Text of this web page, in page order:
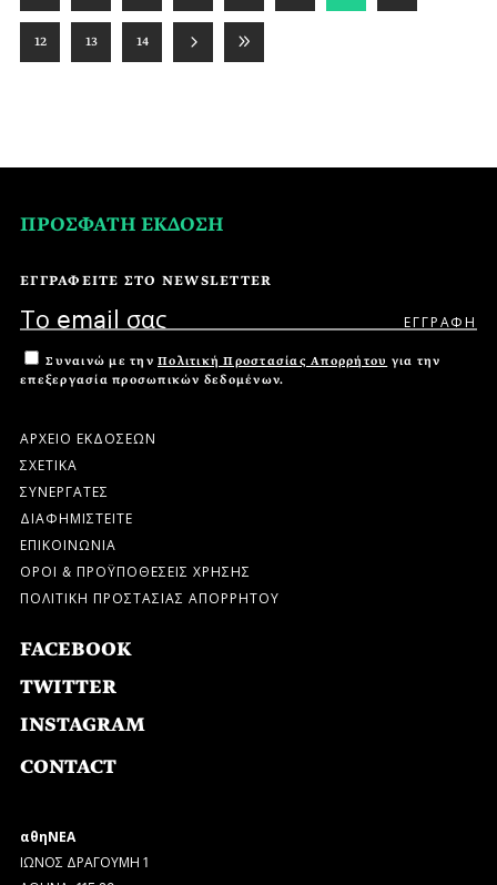
12 13 14
ΠΡΟΣΦΑΤΗ ΕΚΔΟΣΗ
ΕΓΓΡΑΦΕΙΤΕ ΣΤΟ NEWSLETTER
Συναινώ με την Πολιτική Προστασίας Απορρήτου για την
επεξεργασία προσωπικών δεδομένων.
ΑΡΧΕΙΟ ΕΚΔΟΣΕΩΝ
ΣΧΕΤΙΚΑ
ΣΥΝΕΡΓΑΤΕΣ
ΔΙΑΦΗΜΙΣΤΕΙΤΕ
ΕΠΙΚΟΙΝΩΝΙΑ
ΟΡΟΙ & ΠΡΟΫΠΟΘΕΣΕΙΣ ΧΡΗΣΗΣ
ΠΟΛΙΤΙΚΗ ΠΡΟΣΤΑΣΙΑΣ ΑΠΟΡΡΗΤΟΥ
FACEBOOK
TWITTER
INSTAGRAM
CONTACT
αθηΝΕΑ
ΙΩΝΟΣ ΔΡΑΓΟΥΜΗ 1